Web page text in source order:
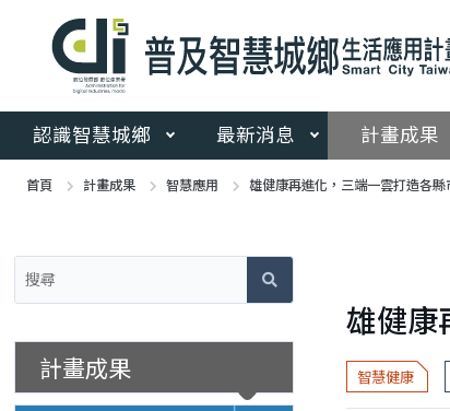
認識智慧城鄉 最新消息 計畫成果
首頁 計畫成果 智慧應用 雄健康再進化，三端一雲打造各縣
計畫成果
雄健康
智慧健康